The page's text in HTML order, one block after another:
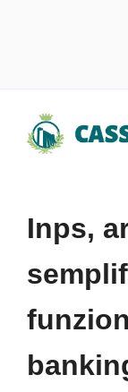
Inps,